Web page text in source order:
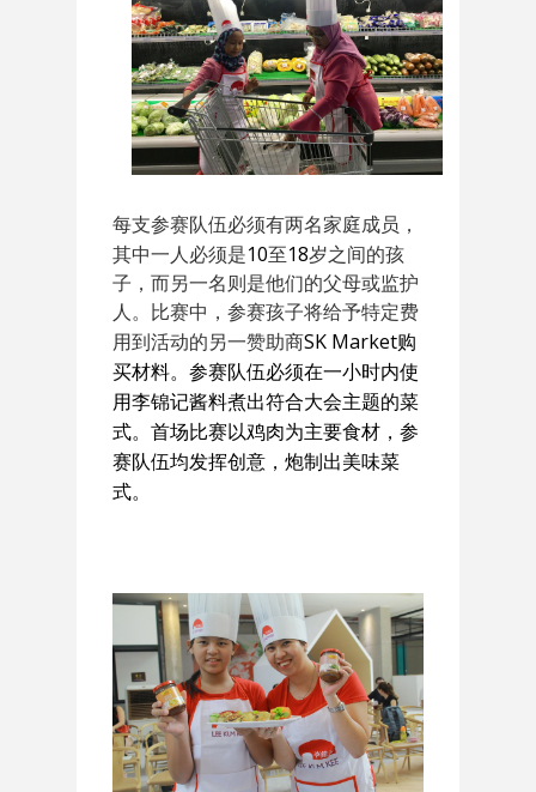
每支参赛队伍必须有两名家庭成员，
其中一人必须是10至18岁之间的孩
子，而另一名则是他们的父母或监护
人。比赛中，参赛孩子将给予特定费
用到活动的另一赞助商SK Market购
买材料。参赛队伍必须在一小时内使
用李锦记酱料煮出符合大会主题的菜
式。首场比赛以鸡肉为主要食材，参
赛队伍均发挥创意，炮制出美味菜
式。